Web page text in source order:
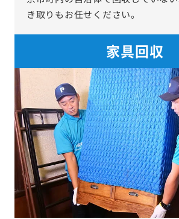
余市町内の自治体で回収していな
き取りもお任せください。
家具回収